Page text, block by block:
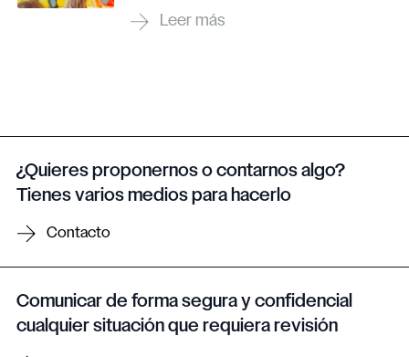
¿Quieres proponernos o contarnos algo?
Tienes varios medios para hacerlo
Contacto
Comunicar de forma segura y confidencial
cualquier situación que requiera revisión